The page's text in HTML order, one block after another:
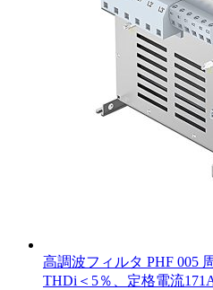
高調波フィルタ PHF 005
THDi＜5％、定格電流